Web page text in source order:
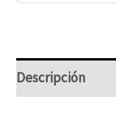
Descripción